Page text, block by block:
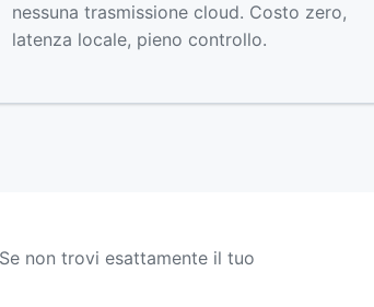
nessuna trasmissione cloud. Costo zero,
latenza locale, pieno controllo.
non trovi esattamente il tuo